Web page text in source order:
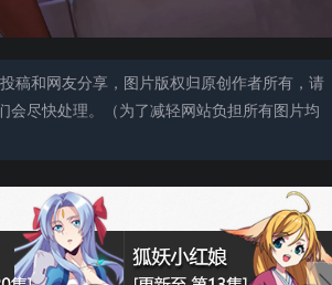
稿和网友分享，图片版权归原创作者所有，请
尽快处理。（为了减轻网站负担所有图片均